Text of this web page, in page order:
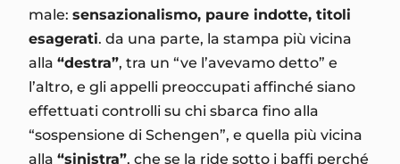
male: sensazionalismo, paure indotte, titoli
esagerati. da una parte, la stampa più vicina
alla “destra”, tra un “ve l’avevamo detto” e
l’altro, e gli appelli preoccupati affinché siano
effettuati controlli su chi sbarca fino alla
“sospensione di Schengen”, e quella più vicina
alla “sinistra”, che se la ride sotto i baffi perché